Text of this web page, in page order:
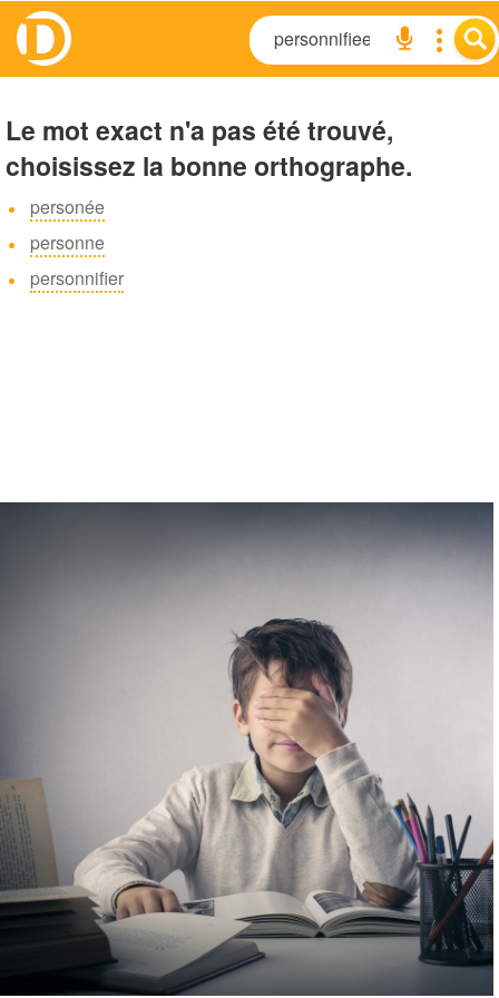
Le mot exact n'a pas été trouvé,
choisissez la bonne orthographe.
personée
personne
personnifier